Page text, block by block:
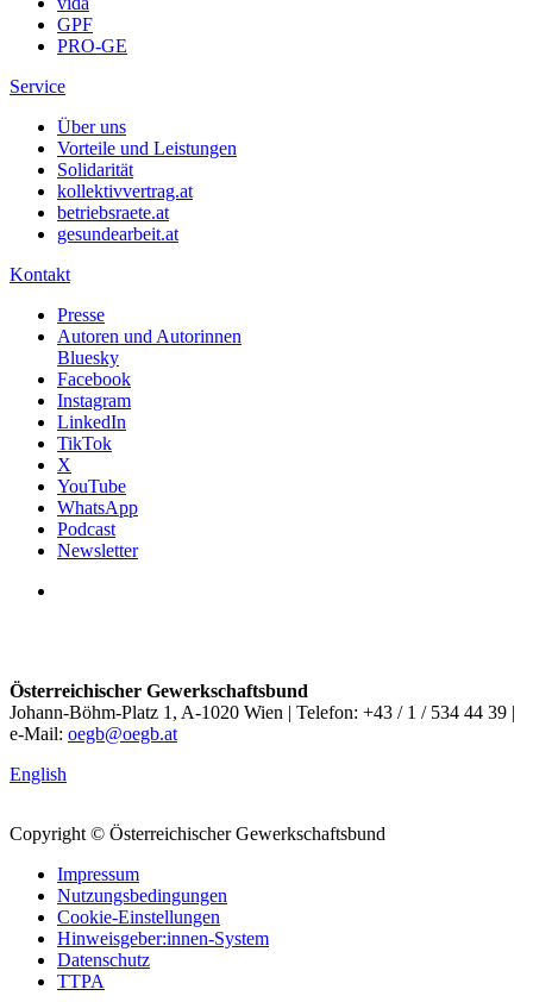
GPF
PRO-GE
Service
Über uns
Vorteile und Leistungen
Solidarität
kollektivvertrag.at
betriebsraete.at
gesundearbeit.at
Kontakt
Presse
Autoren und Autorinnen
Bluesky
Facebook
Instagram
LinkedIn
TikTok
X
YouTube
WhatsApp
Podcast
Newsletter
Österreichischer Gewerkschaftsbund
Johann-Böhm-Platz 1, A-1020 Wien | Telefon: +43 / 1 / 534 44 39 |
e-Mail: oegb@oegb.at
English
Copyright © Österreichischer Gewerkschaftsbund
Impressum
Nutzungsbedingungen
Cookie-Einstellungen
Hinweisgeber:innen-System
Datenschutz
TTPA